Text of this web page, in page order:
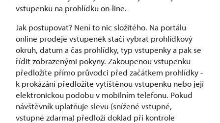
vstupenku na prohlídku on-line.
Jak postupovat? Není to nic složitého. Na portálu
online prodeje vstupenek stačí vybrat prohlídkový
okruh, datum a čas prohlídky, typ vstupenky a pak se
řídit zobrazenými pokyny. Zakoupenou vstupenku
předložíte přímo průvodci před začátkem prohlídky -
k prokázání předložíte vytištěnou vstupenku nebo její
elektronickou podobu v mobilním telefonu. Pokud
návštěvník uplatňuje slevu (snížené vstupné,
vstupné zdarma) předloží doklad při kontrole